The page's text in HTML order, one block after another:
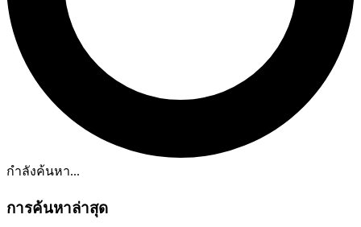
กำลังค้นหา...
การค้นหาล่าสุด